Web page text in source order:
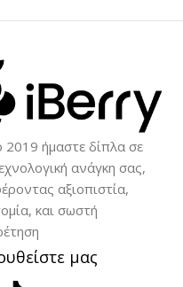
ΜΝΉΜΗΣ
Stick
2019 ήμαστε δίπλα σε
ανάγκη σας,
αξιοπιστία,
και σωστή
μας